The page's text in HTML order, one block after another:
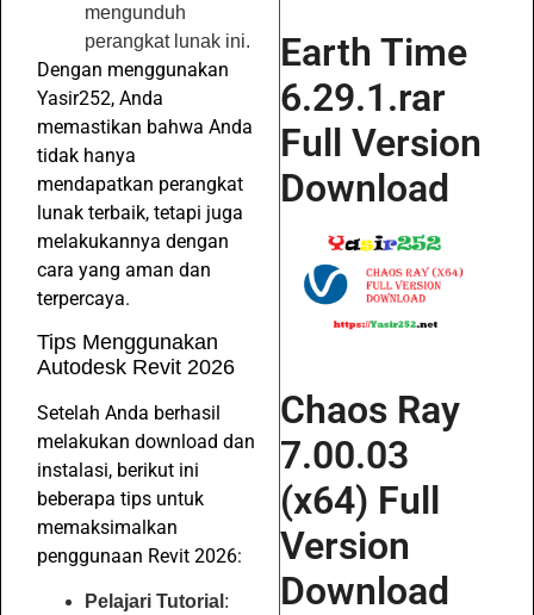
mengunduh
perangkat lunak ini.
Dengan menggunakan
Yasir252, Anda
memastikan bahwa Anda
tidak hanya
mendapatkan perangkat
lunak terbaik, tetapi juga
melakukannya dengan
cara yang aman dan
terpercaya.
Tips Menggunakan
Autodesk Revit 2026
Setelah Anda berhasil
melakukan download dan
instalasi, berikut ini
beberapa tips untuk
memaksimalkan
penggunaan Revit 2026:
Pelajari Tutorial :
Earth Time
6.29.1.rar
Full Version
Download
Chaos Ray
7.00.03
(x64) Full
Version
Download